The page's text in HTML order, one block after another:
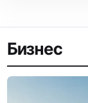
Бизнес